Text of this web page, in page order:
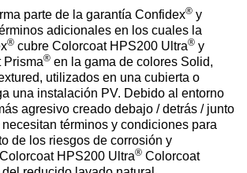
parte de la garantía Confidex® y
adicionales en los cuales la
® cubre Colorcoat HPS200 Ultra® y
Prisma® en la gama de colores Solid,
utilizados en una cubierta o
una instalación PV. Debido al entorno
agresivo creado debajo / detrás / junto
términos y condiciones para
de los riesgos de corrosión y
HPS200 Ultra® Colorcoat